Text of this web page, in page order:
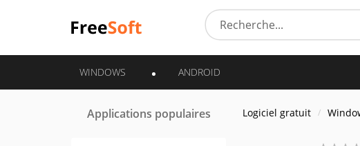
WINDOWS ANDROID
Applications populaires Logiciel gratuit